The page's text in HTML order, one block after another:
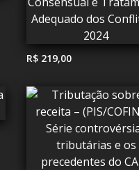
R$ 219,00